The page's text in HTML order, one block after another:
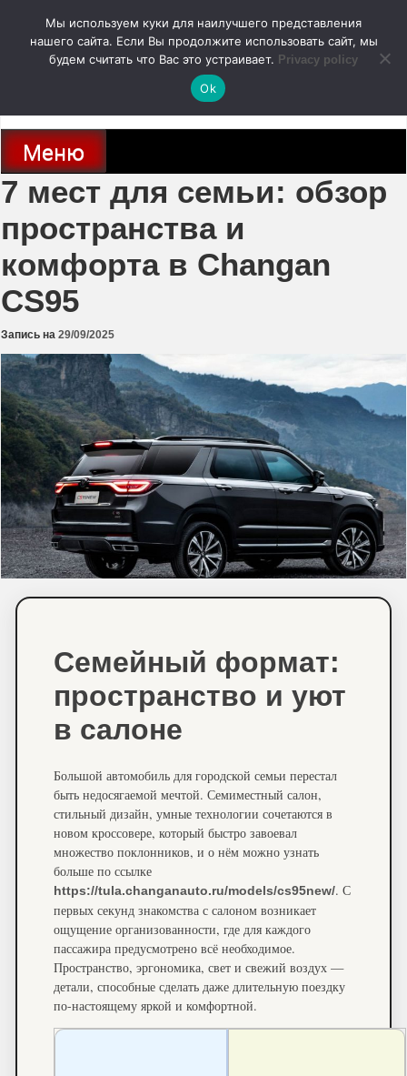
содержимому
autodoc24.ru
Новости про современные автомобили и не только, новинки зарубежного
и отечественного автопрома
Меню
7 мест для семьи: обзор
пространства и
комфорта в Changan
CS95
Запись на 29/09/2025
Семейный формат:
пространство и уют
в салоне
Большой автомобиль для городской семьи перестал
быть недосягаемой мечтой. Семиместный салон,
стильный дизайн, умные технологии сочетаются в
новом кроссовере, который быстро завоевал
множество поклонников, и о нём можно узнать
больше по ссылке
https://tula.changanauto.ru/models/cs95new/. С
первых секунд знакомства с салоном возникает
ощущение организованности, где для каждого
пассажира предусмотрено всё необходимое.
Пространство, эргономика, свет и свежий воздух —
детали, способные сделать даже длительную поездку
по-настоящему яркой и комфортной.
Мы используем куки для наилучшего представления
нашего сайта. Если Вы продолжите использовать сайт, мы
будем считать что Вас это устраивает. Privacy policy
Ok